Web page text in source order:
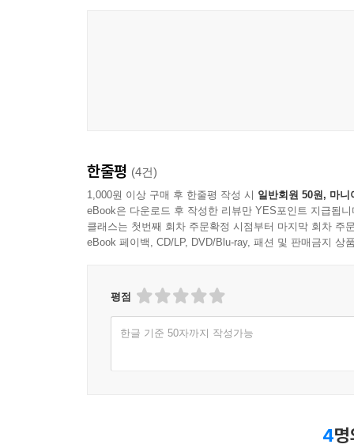
사춘기를 경험하기 이전 심장병을 앓는 아동
청소년이나 성인은 심장병 징후를 바로 알아챘
심장병을 앓은 아동들은 같은 연령대의 아이들
않는다고 하며, 심장이 인간(인격)적 성숙과 관련
한줄평 (4건)
1,000원 이상 구매 후 한줄평 작성 시 일반회원 50원, 마니
eBook은 다운로드 후 작성한 리뷰만 YES포인트 지급됩니
클래스는 첫번째 회차 주문확정 시점부터 마지막 회차 주
eBook 페이백, CD/LP, DVD/Blu-ray, 패션 및 판매금지 상
평점
한글 기준 50자까지 작성가능
4